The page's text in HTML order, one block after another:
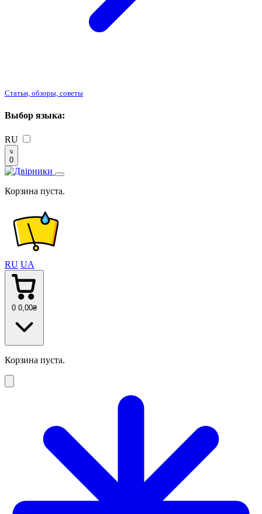
Статьи, обзоры, советы
Выбор языка:
RU
0
Корзина пуста.
RU UA
0 0 ,00₴
Корзина пуста.